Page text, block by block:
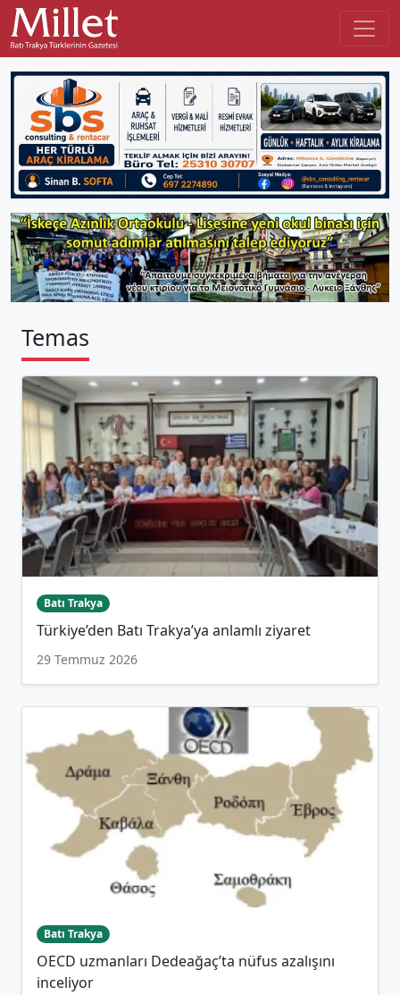
Temas
Batı Trakya
Türkiye’den Batı Trakya’ya anlamlı ziyaret
29 Temmuz 2026
Batı Trakya
OECD uzmanları Dedeağaç’ta nüfus azalışını
inceliyor